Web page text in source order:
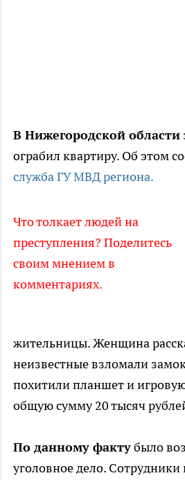
В Нижегородской области
ограбил квартиру. Об этом
служба ГУ МВД региона.
Что толкает людей на
преступления? Поделитесь
своим мнением в
комментариях.
жительницы. Женщина
неизвестные взломали
похитили планшет и
общую сумму 20 тысяч
По данному фактубыло
уголовное дело.